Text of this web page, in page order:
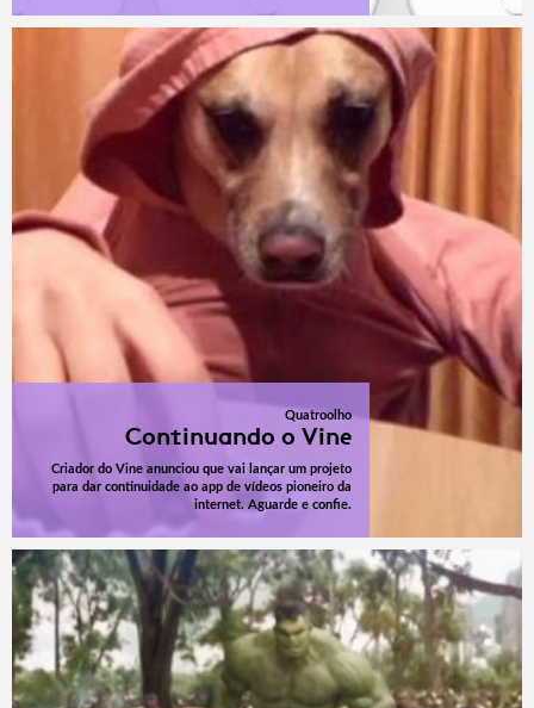
Quatroolho
Continuando o Vine
Criador do Vine anunciou que vai lançar um projeto
para dar continuidade ao app de vídeos pioneiro da
internet. Aguarde e confie.